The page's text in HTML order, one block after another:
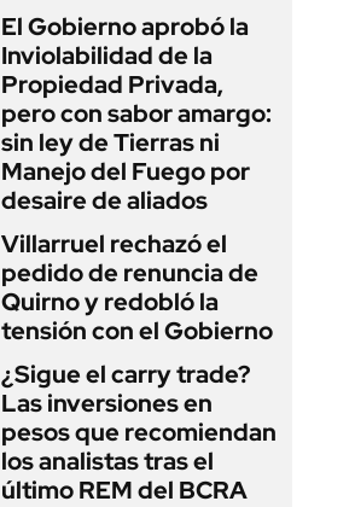
El Gobierno aprobó la
Inviolabilidad de la
Propiedad Privada,
pero con sabor amargo:
sin ley de Tierras ni
Manejo del Fuego por
desaire de aliados
Villarruel rechazó el
pedido de renuncia de
Quirno y redobló la
tensión con el Gobierno
¿Sigue el carry trade?
Las inversiones en
pesos que recomiendan
los analistas tras el
último REM del BCRA